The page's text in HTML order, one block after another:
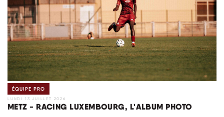
ÉQUIPE PRO
LUNDI 13 JUILLET 2026
METZ - RACING LUXEMBOURG, L'ALBUM PHOTO